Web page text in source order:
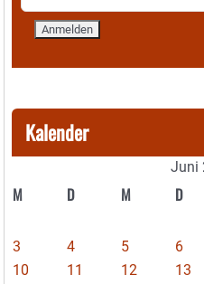
Kalender
Juni
M D M D
3
4 5 6
10
11 12 13